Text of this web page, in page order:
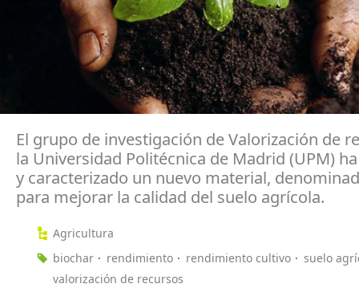
El grupo de investigación de Valorización de
la Universidad Politécnica de Madrid (UPM)
y caracterizado un nuevo material,
para mejorar la calidad del suelo agrícola.
Agricultura
biochar
rendimiento rendimiento cultivo
suelo
valorización de recursos